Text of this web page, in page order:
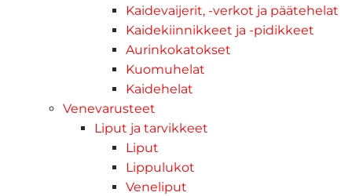
Kaidevaijerit, -verkot ja päätehelat
Kaidekiinnikkeet ja -pidikkeet
Aurinkokatokset
Kuomuhelat
Kaidehelat
Venevarusteet
Liput ja tarvikkeet
Liput
Lippulukot
Veneliput